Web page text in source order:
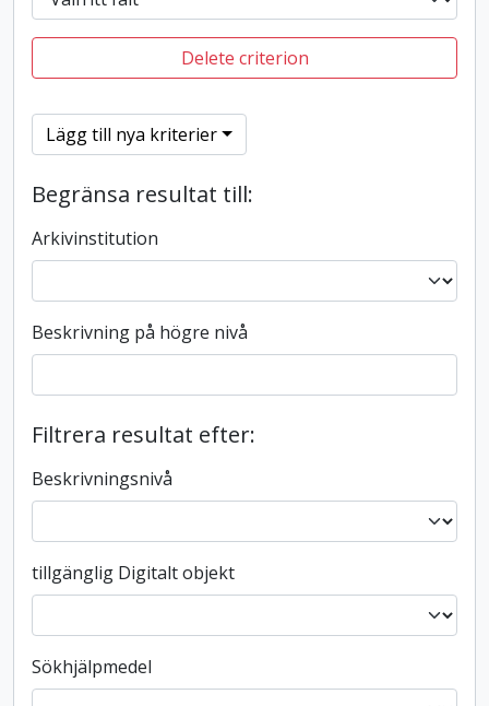
Delete criterion
Lägg till nya kriterier
Begränsa resultat till:
Arkivinstitution
Beskrivning på högre nivå
Filtrera resultat efter:
Beskrivningsnivå
tillgänglig Digitalt objekt
Sökhjälpmedel